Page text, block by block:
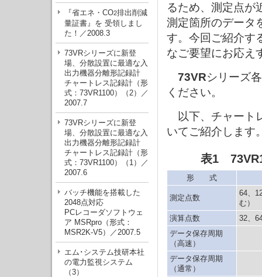
『省エネ・CO2排出削減
量証書』を 受領しまし
た！／2008.3
73VRシリーズに新登
場、分散設置に最適な入
出力機器分離形記録計
チャートレス記録計（形
式：73VR1100）（2）／
2007.7
73VRシリーズに新登
場、分散設置に最適な入
出力機器分離形記録計
チャートレス記録計（形
式：73VR1100）（1）／
2007.6
バッチ機能を搭載した
2048点対応
PCレコーダソフトウェ
ア MSRpro（形式：
MSR2K-V5）／2007.5
エム･システム技研本社
の電力監視システム
（3）
るため、測定点が
測定箇所のデータ
す。今回ご紹介す
なご要望にお応え
73VRシリーズ
ください。
以下、チャート
いてご紹介します
表1
形 式
測定点数
64、
む）
演算点数
32、
データ保存周期
（高速）
データ保存周期
（通常）